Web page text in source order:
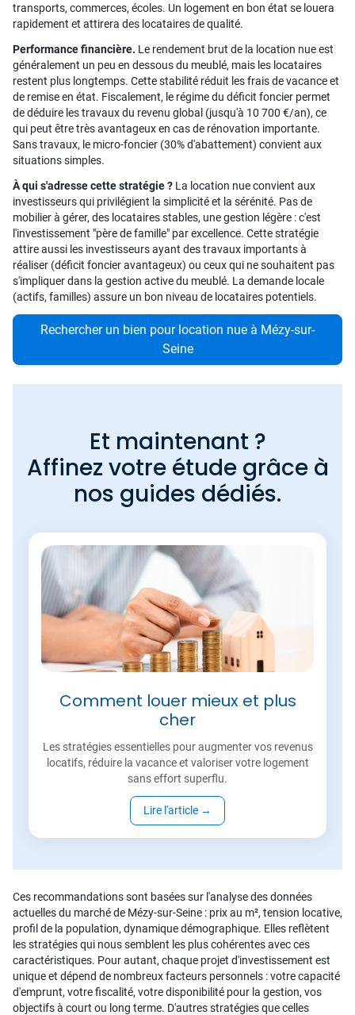
transports, commerces, écoles. Un logement en bon état se louera
rapidement et attirera des locataires de qualité.
Performance financière. Le rendement brut de la location nue est
généralement un peu en dessous du meublé, mais les locataires
restent plus longtemps. Cette stabilité réduit les frais de vacance et
de remise en état. Fiscalement, le régime du déficit foncier permet
de déduire les travaux du revenu global (jusqu'à 10 700 €/an), ce
qui peut être très avantageux en cas de rénovation importante.
Sans travaux, le micro-foncier (30% d'abattement) convient aux
situations simples.
À qui s'adresse cette stratégie ? La location nue convient aux
investisseurs qui privilégient la simplicité et la sérénité. Pas de
mobilier à gérer, des locataires stables, une gestion légère : c'est
l'investissement "père de famille" par excellence. Cette stratégie
attire aussi les investisseurs ayant des travaux importants à
réaliser (déficit foncier avantageux) ou ceux qui ne souhaitent pas
s'impliquer dans la gestion active du meublé. La demande locale
(actifs, familles) assure un bon niveau de locataires potentiels.
Rechercher un bien pour location nue à Mézy-sur-
Seine
Et maintenant ?
Affinez votre étude grâce à
nos guides dédiés.
Comment louer mieux et plus
cher
Les stratégies essentielles pour augmenter vos revenus
locatifs, réduire la vacance et valoriser votre logement
sans effort superflu.
Lire l'article →
Ces recommandations sont basées sur l'analyse des données
actuelles du marché de Mézy-sur-Seine : prix au m², tension locative,
profil de la population, dynamique démographique. Elles reflètent
les stratégies qui nous semblent les plus cohérentes avec ces
caractéristiques. Pour autant, chaque projet d'investissement est
unique et dépend de nombreux facteurs personnels : votre capacité
d'emprunt, votre fiscalité, votre disponibilité pour la gestion, vos
objectifs à court ou long terme. D'autres stratégies que celles